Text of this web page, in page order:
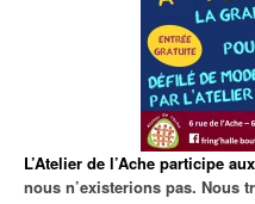
L’Atelier de l’Ache participe
nous n’existerions pas. Nous